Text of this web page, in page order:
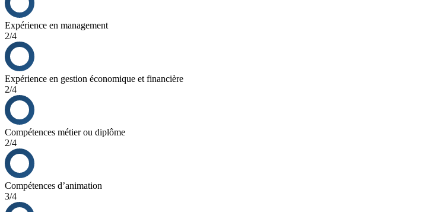
Le retour sur investissement est réalisé sur 2,5 ans et il est calculé sur une base de développement 2 fois inférieure à ce
Expérience en management
2/4
Expérience en gestion économique et financière
2/4
Compétences métier ou diplôme
2/4
Compétences d’animation
3/4